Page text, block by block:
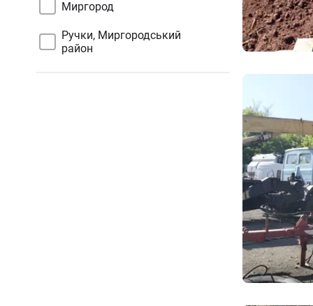
Миргород
Ручки, Миргородський
район